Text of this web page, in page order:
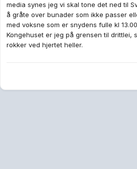
media synes jeg vi skal tone det ned til
å gråte over bunader som ikke passer
med voksne som er snydens fulle kl
Kongehuset er jeg på grensen til drittlei,
rokker ved hjertet heller.